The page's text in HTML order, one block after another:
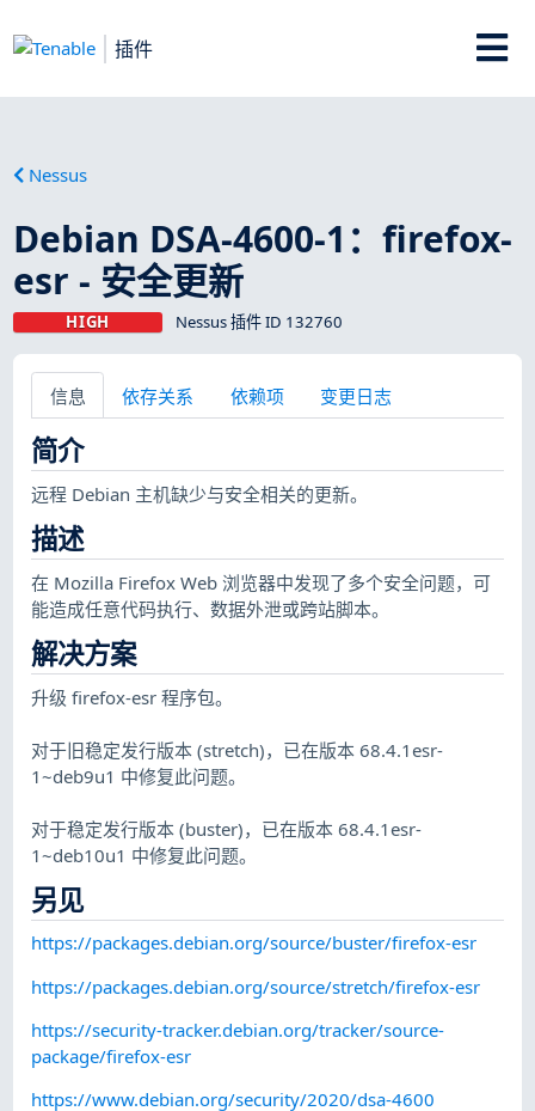
插件
Nessus
Debian DSA-4600-1：firefox-
esr - 安全更新
HIGH Nessus 插件 ID 132760
信息 依存关系 依赖项 变更日志
简介
远程 Debian 主机缺少与安全相关的更新。
描述
在 Mozilla Firefox Web 浏览器中发现了多个安全问题，可
能造成任意代码执行、数据外泄或跨站脚本。
解决方案
升级 firefox-esr 程序包。
对于旧稳定发行版本 (stretch)，已在版本 68.4.1esr-
1~deb9u1 中修复此问题。
对于稳定发行版本 (buster)，已在版本 68.4.1esr-
1~deb10u1 中修复此问题。
另见
https://packages.debian.org/source/buster/firefox-esr
https://packages.debian.org/source/stretch/firefox-esr
https://security-tracker.debian.org/tracker/source-
package/firefox-esr
https://www.debian.org/security/2020/dsa-4600